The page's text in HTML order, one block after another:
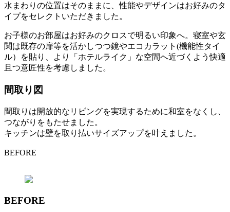
水まわりの位置はそのままに、性能やデザインはお好みのタ
イプをセレクトいただきました。
お子様のお部屋はお好みのクロスで明るい印象へ。寝室や玄
関は既存の扉等を活かしつつ鏡やエコカラット(機能性タイ
ル）を貼り、より「ホテルライク」な空間へ近づくよう快適
且つ意匠性を考慮しました。
間取り図
間取りは開放的なリビングを実現するために和室をなくし、
つながりをもたせました。
キッチンは壁を取り払いサイズアップを叶えました。
BEFORE
BEFORE